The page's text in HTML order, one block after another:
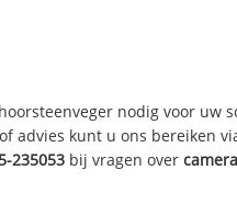
nodig voor uw
advies kunt u ons bereiken
235053 bij vragen over